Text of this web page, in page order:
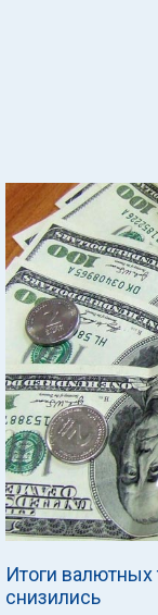
Итоги валютных
снизились